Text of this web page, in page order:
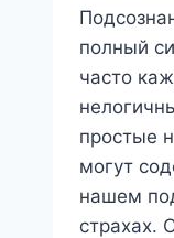
полный
часто
простые
могут
нашем
страхах.